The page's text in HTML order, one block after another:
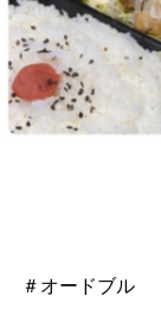
＃オードブル